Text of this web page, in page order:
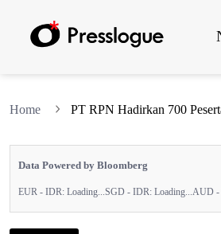
Home PT RPN Hadirkan 700
Data Powered by Bloomberg
EUR - IDR: Loading...SGD - IDR: Loading...AUD -